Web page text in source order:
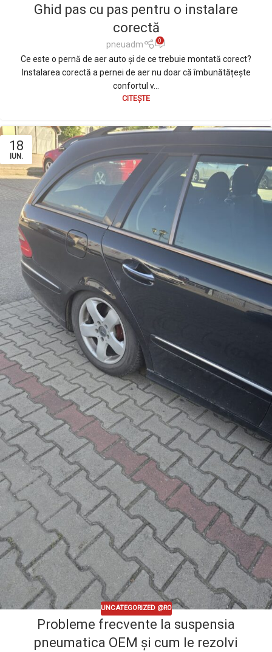
Ghid pas cu pas pentru o instalare
corectă
pneuadm 0
Ce este o pernă de aer auto și de ce trebuie montată corect?
Instalarea corectă a pernei de aer nu doar că îmbunătățește
confortul v...
CITEȘTE
18
IUN.
UNCATEGORIZED @RO
Probleme frecvente la suspensia
pneumatica OEM și cum le rezolvi